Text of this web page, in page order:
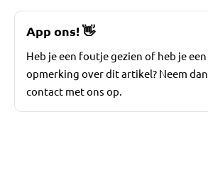
App ons!👋
Heb je een foutje gezien of heb je een
opmerking over dit artikel? Neem dan
contact met ons op.